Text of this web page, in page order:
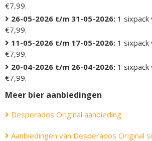
€7,99.
26-05-2026 t/m 31-05-2026: 1 sixpack
€7,99.
11-05-2026 t/m 17-05-2026: 1 sixpack
€7,99.
20-04-2026 t/m 26-04-2026: 1 sixpack
€7,99.
Meer bier aanbiedingen
Desperados Original aanbieding
Aanbiedingen van Desperados Original